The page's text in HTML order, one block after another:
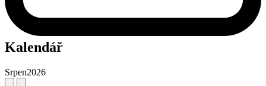
Kalendář
Srpen2026